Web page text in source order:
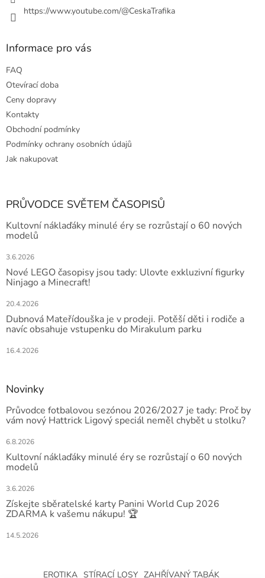
https://www.youtube.com/@CeskaTrafika
Informace pro vás
FAQ
Otevírací doba
Ceny dopravy
Kontakty
Obchodní podmínky
Podmínky ochrany osobních údajů
Jak nakupovat
PRŮVODCE SVĚTEM ČASOPISŮ
Kultovní náklaďáky minulé éry se rozrůstají o 60 nových
modelů
3.6.2026
Nové LEGO časopisy jsou tady: Ulovte exkluzivní figurky
Ninjago a Minecraft!
20.4.2026
Dubnová Mateřídouška je v prodeji. Potěší děti i rodiče a
navíc obsahuje vstupenku do Mirakulum parku
16.4.2026
Novinky
Průvodce fotbalovou sezónou 2026/2027 je tady: Proč by
vám nový Hattrick Ligový speciál neměl chybět u stolku?
6.8.2026
Kultovní náklaďáky minulé éry se rozrůstají o 60 nových
modelů
3.6.2026
Získejte sběratelské karty Panini World Cup 2026
ZDARMA k vašemu nákupu! 🏆
14.5.2026
EROTIKA STÍRACÍ LOSY ZAHŘÍVANÝ TABÁK